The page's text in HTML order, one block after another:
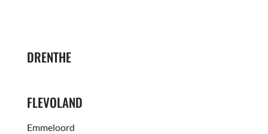
DRENTHE
FLEVOLAND
Emmeloord